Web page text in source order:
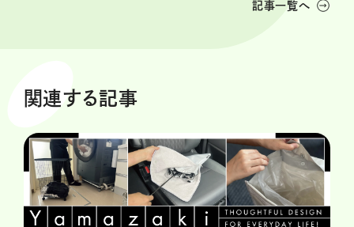
記事一覧へ
関連する記事